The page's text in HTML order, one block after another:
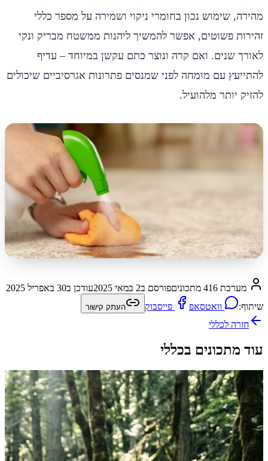
מהירה, שימוש נכון בחומרי ניקוי ושמירה על מספר כללי
זהירות פשוטים, אפשר להמשיך ליהנות ממשטח מבריק ונקי
לאורך שנים. ואם קרה ונוצר כתם עקשן במיוחד – עדיף
להתייעץ עם מומחה לפני שמנסים פתרונות אגרסיביים שיכולים
להזיק יותר מלהועיל.
מערכת 416 מתכונים פורסם ב2 במאי 2025 עודכן ב30 באפריל 2025
שיתוף:
וואטסאפ פייסבוק העתק קישור
חזרה לכללי
עוד מתכונים בכללי